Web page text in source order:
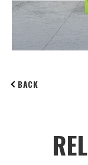
BACK